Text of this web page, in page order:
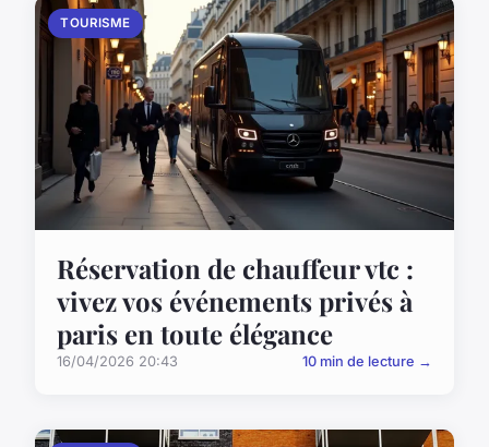
TOURISME
Réservation de chauffeur vtc :
vivez vos événements privés à
paris en toute élégance
16/04/2026 20:43 10 min de lecture →